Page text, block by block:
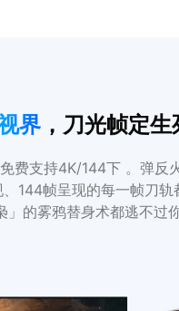
界 ，刀光帧定生
费支持4K/144下 。弹反
144帧呈现的每一帧刀轨
」的雾鸦替身术都逃不过